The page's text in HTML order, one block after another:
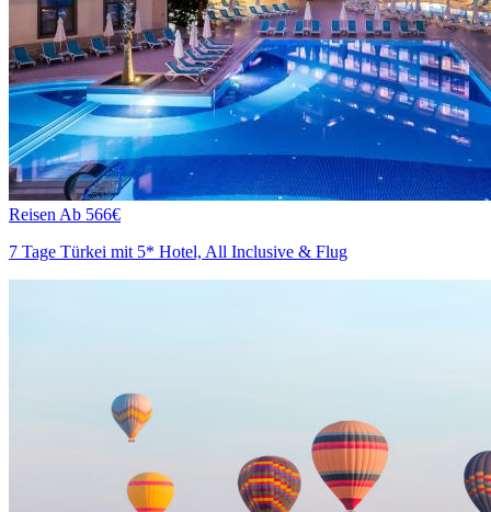
Reisen Ab 566€
7 Tage Türkei mit 5* Hotel, All Inclusive & Flug